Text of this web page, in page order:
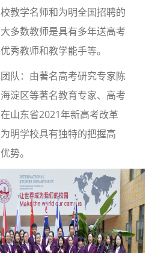
教学名师和为明全国招聘的
多数教师是具有多年送高考
秀教师和教学能手等。
队：由著名高考研究专家陈
淀区等著名教育专家、高考
山东省2021年新高考改革
明学校具有独特的把握高
势。